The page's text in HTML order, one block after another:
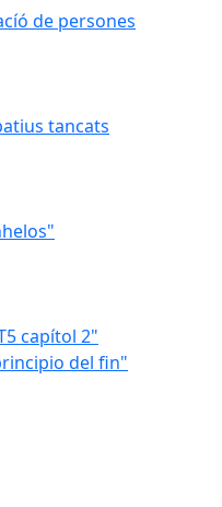
de persones
tancats
capítol 2"
del fin"